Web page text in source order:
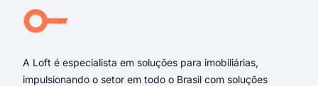
Rua Teopompo de Vasconcelos
Rua Helena David Neme
A Loft é especialista em soluções para imobiliárias,
impulsionando o setor em todo o Brasil com soluções